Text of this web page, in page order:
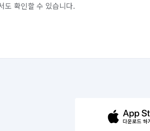
도 확인할 수 있습니다.